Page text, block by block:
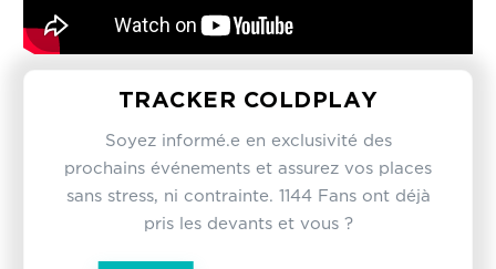
TRACKER COLDPLAY
Soyez informé.e en exclusivité des
prochains événements et assurez vos places
sans stress, ni contrainte. 1144 Fans ont déjà
pris les devants et vous ?